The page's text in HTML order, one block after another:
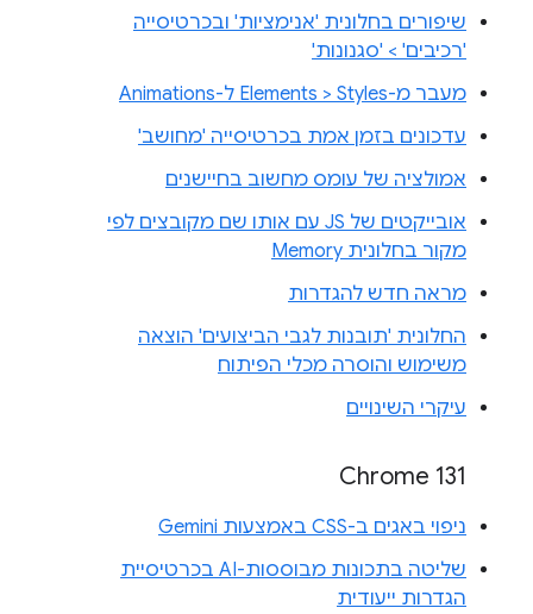
שיפורים בחלונית 'אנימציות' ובכרטיסייה
'רכיבים' > 'סגנונות'
מעבר מ-Elements > Styles ל-Animations
עדכונים בזמן אמת בכרטיסייה 'מחושב'
אמולציה של עומס מחשוב בחיישנים
אובייקטים של JS עם אותו שם מקובצים לפי
מקור בחלונית Memory
מראה חדש להגדרות
החלונית 'תובנות לגבי הביצועים' הוצאה
משימוש והוסרה מכלי הפיתוח
עיקרי השינויים
Chrome 131
ניפוי באגים ב-CSS באמצעות Gemini
שליטה בתכונות מבוססות-AI בכרטיסיית
הגדרות ייעודית